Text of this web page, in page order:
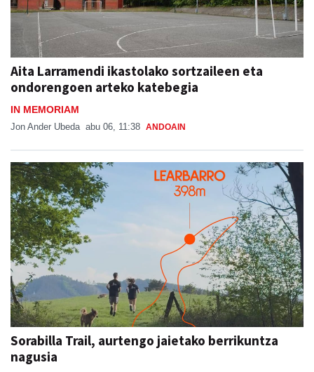
Aita Larramendi ikastolako sortzaileen eta
ondorengoen arteko katebegia
IN MEMORIAM
Jon Ander Ubeda abu 06, 11:38 ANDOAIN
Sorabilla Trail, aurtengo jaietako berrikuntza
nagusia